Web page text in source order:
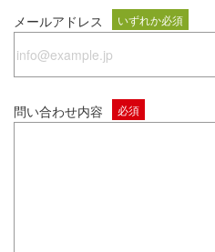
メールアドレス いずれか必須
問い合わせ内容 必須